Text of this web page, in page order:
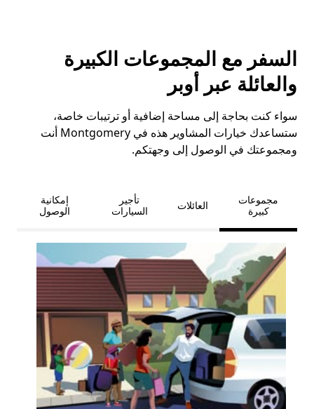
السفر مع المجموعات الكبيرة
والعائلة عبر أوبر
سواء كنت بحاجة إلى مساحة إضافية أو ترتيبات خاصة،
ستساعدك خيارات المشاوير هذه في Montgomery أنت
ومجموعتك في الوصول إلى وجهتكم.
مجموعات
كبيرة
العائلات
تأجير
السيارات
إمكانية
الوصول